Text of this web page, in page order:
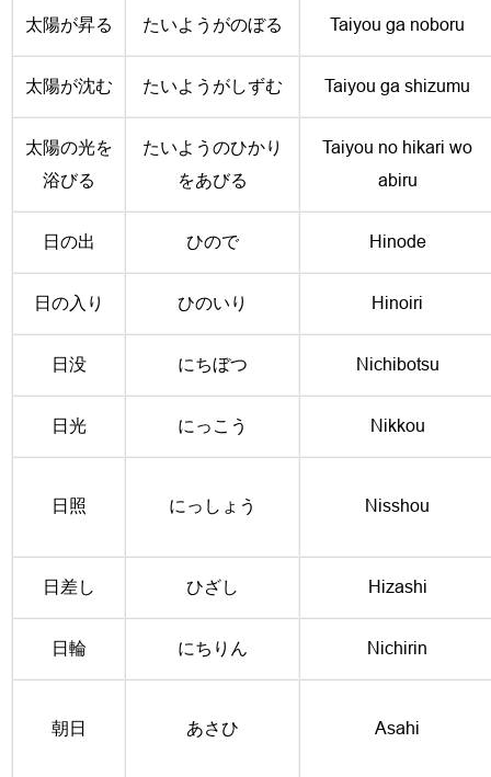
太陽が昇る たいようがのぼる Taiyou ga noboru
太陽が沈む たいようがしずむ Taiyou ga shizumu
太陽の光を
浴びる
たいようのひかり
をあびる
Taiyou no hikari wo
abiru
日の出 ひので Hinode
日の入り ひのいり Hinoiri
日没 にちぼつ Nichibotsu
日光 にっこう Nikkou
日照 にっしょう Nisshou
日差し ひざし Hizashi
日輪 にちりん Nichirin
朝日 あさひ Asahi